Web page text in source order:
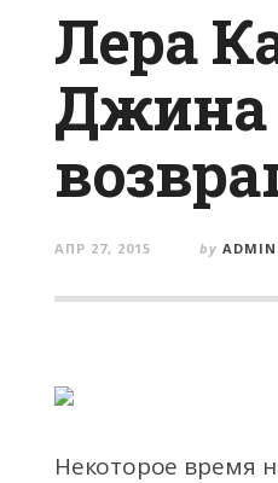
Лера
Джина
АПР 27, 2015 by ADMIN
Некоторое время